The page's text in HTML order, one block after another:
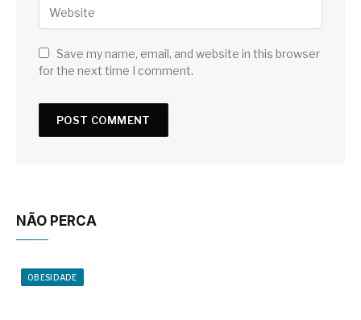
Save my name, email, and website in this browser
for the next time I comment.
NÃO PERCA
OBESIDADE